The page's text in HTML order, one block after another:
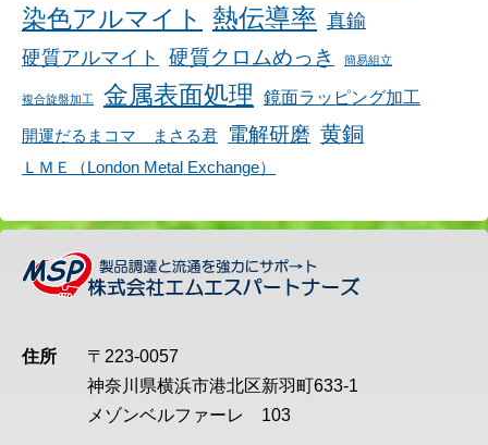
染色アルマイト 熱伝導率 真鍮
硬質アルマイト
硬質クロムめっき 簡易組立
複合旋盤加工 金属表面処理 鏡面ラッピング加工
開運だるまコマ まさる君 電解研磨 黄銅
ＬＭＥ（London Metal Exchange）
住所
〒223-0057
神奈川県横浜市港北区新羽町633-1
メゾンベルファーレ 103